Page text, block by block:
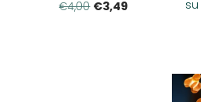
€4,00 €3,49